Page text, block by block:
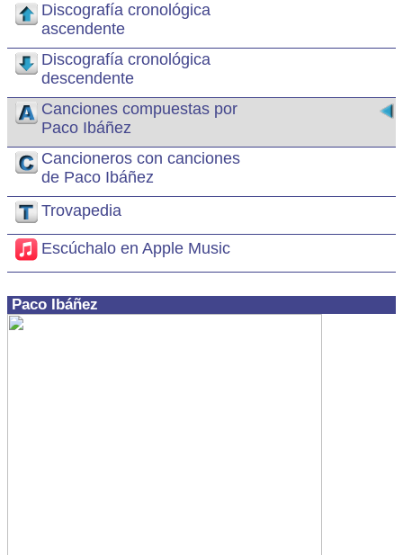
Discografía cronológica
ascendente
Discografía cronológica
descendente
Canciones compuestas por
Paco Ibáñez
Cancioneros con canciones
de Paco Ibáñez
Trovapedia
Escúchalo en Apple Music
Paco Ibáñez